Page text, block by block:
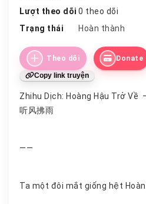
Lượt theo dõi 0 theo dõi
Trạng thái
Hoàn thành
Theo dõi Donate
Copy link truyện
Zhihu Dịch: Hoàng Hậu Trở Về
听风拂雨
——
Ta một đôi mắt giống hệt